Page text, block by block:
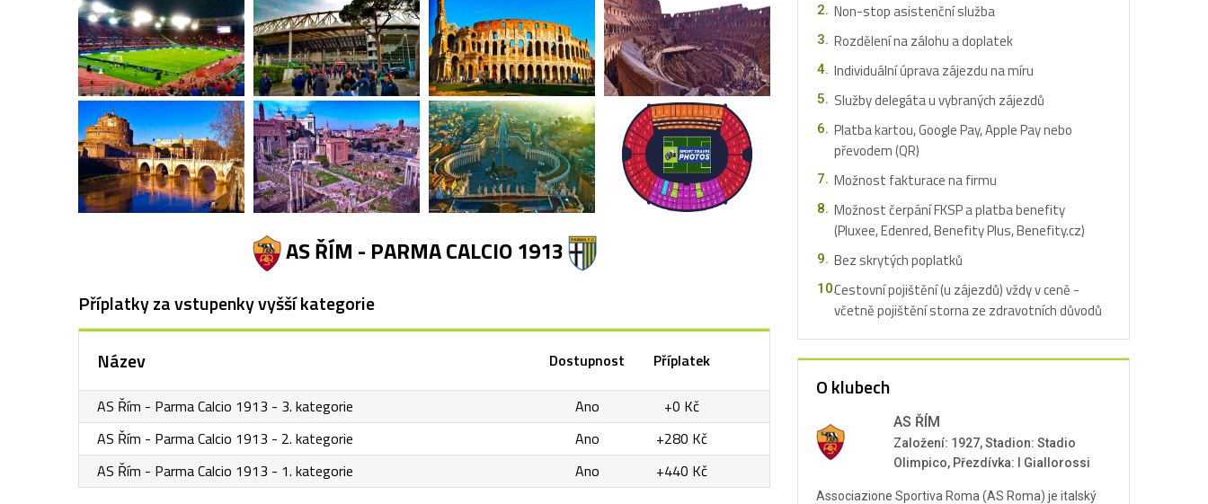
AS ŘÍM - PARMA CALCIO 1913
Příplatky za vstupenky vyšší kategorie
Název Dostupnost Příplatek
AS Řím - Parma Calcio 1913 - 3. kategorie Ano
+0 Kč
AS Řím - Parma Calcio 1913 - 2. kategorie
Ano
+280 Kč
AS Řím - Parma Calcio 1913 - 1. kategorie
Ano +440 Kč
Non-stop asistenční služba
Rozdělení na zálohu a doplatek
Individuální úprava zájezdu na míru
Služby delegáta u vybraných zájezdů
Platba kartou, Google Pay, Apple Pay nebo
převodem (QR)
Možnost fakturace na firmu
Možnost čerpání FKSP a platba benefity
(Pluxee, Edenred, Benefity Plus, Benefity.cz)
Bez skrytých poplatků
Cestovní pojištění (u zájezdů) vždy v ceně -
včetně pojištění storna ze zdravotních důvodů
O klubech
AS ŘÍM
Založení: 1927, Stadion: Stadio
Olimpico, Přezdívka: I Giallorossi
Associazione Sportiva Roma (AS Roma) je italský